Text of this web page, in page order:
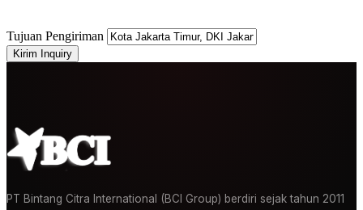
Tujuan Pengiriman
Kirim Inquiry
PT Bintang Citra International (BCI Group) berdiri sejak tahun 2011